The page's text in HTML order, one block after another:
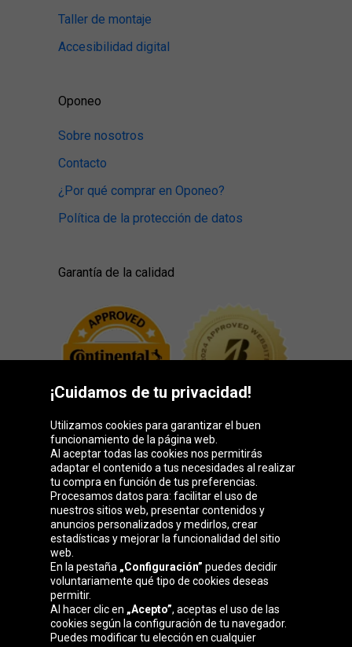
Taller de montaje
Accesibilidad digital
Oponeo
Sobre nosotros
Contacto
¿Por qué comprar en Oponeo?
Política de la protección de datos
Garantía de la calidad
Grupo Oponeo
Belgique
republika
France Italia Magyarország Nederland
¡Cuidamos de tu privacidad!
Utilizamos cookies para garantizar el buen
funcionamiento de la página web.
Al aceptar todas las cookies nos permitirás
adaptar el contenido a tus necesidades al realizar
tu compra en función de tus preferencias.
Procesamos datos para: facilitar el uso de
nuestros sitios web, presentar contenidos y
anuncios personalizados y medirlos, crear
estadísticas y mejorar la funcionalidad del sitio
web.
En la pestaña „Configuración” puedes decidir
voluntariamente qué tipo de cookies deseas
permitir.
Al hacer clic en „Acepto”, aceptas el uso de las
cookies según la configuración de tu navegador.
Puedes modificar tu elección en cualquier